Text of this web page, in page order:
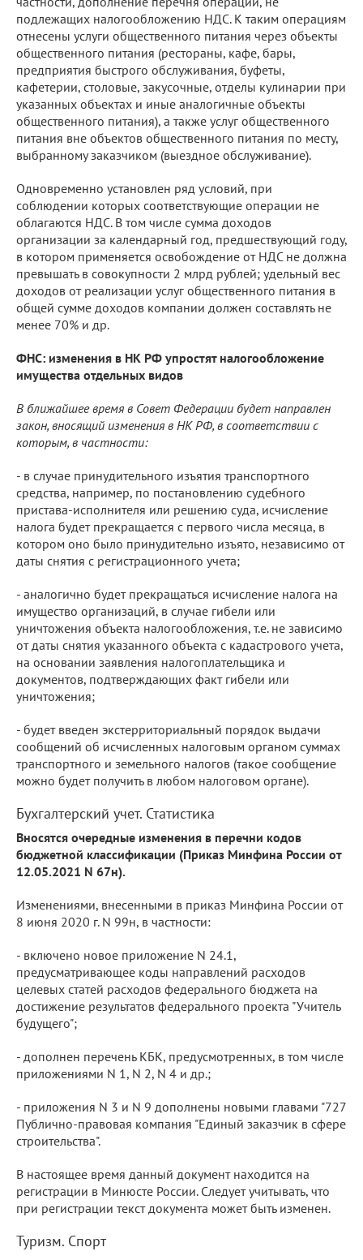
подлежащих налогообложению НДС. К таким операциям
отнесены услуги общественного питания через объекты
общественного питания (рестораны, кафе, бары,
предприятия быстрого обслуживания, буфеты,
кафетерии, столовые, закусочные, отделы кулинарии при
указанных объектах и иные аналогичные объекты
общественного питания), а также услуг общественного
питания вне объектов общественного питания по месту,
выбранному заказчиком (выездное обслуживание).
Одновременно установлен ряд условий, при
соблюдении которых соответствующие операции не
облагаются НДС. В том числе сумма доходов
организации за календарный год, предшествующий году,
в котором применяется освобождение от НДС не должна
превышать в совокупности 2 млрд рублей; удельный вес
доходов от реализации услуг общественного питания в
общей сумме доходов компании должен составлять не
менее 70% и др.
ФНС: изменения в НК РФ упростят налогообложение
имущества отдельных видов
В ближайшее время в Совет Федерации будет направлен
закон, вносящий изменения в НК РФ, в соответствии с
которым, в частности:
- в случае принудительного изъятия транспортного
средства, например, по постановлению судебного
пристава-исполнителя или решению суда, исчисление
налога будет прекращается с первого числа месяца, в
котором оно было принудительно изъято, независимо от
даты снятия с регистрационного учета;
- аналогично будет прекращаться исчисление налога на
имущество организаций, в случае гибели или
уничтожения объекта налогообложения, т.е. не зависимо
от даты снятия указанного объекта с кадастрового учета,
на основании заявления налогоплательщика и
документов, подтверждающих факт гибели или
уничтожения;
- будет введен экстерриториальный порядок выдачи
сообщений об исчисленных налоговым органом суммах
транспортного и земельного налогов (такое сообщение
можно будет получить в любом налоговом органе).
Бухгалтерский учет. Статистика
Вносятся очередные изменения в перечни кодов
бюджетной классификации (Приказ Минфина России от
12.05.2021 N 67н).
Изменениями, внесенными в приказ Минфина России от
8 июня 2020 г. N 99н, в частности:
- включено новое приложение N 24.1,
предусматривающее коды направлений расходов
целевых статей расходов федерального бюджета на
достижение результатов федерального проекта "Учитель
будущего";
- дополнен перечень КБК, предусмотренных, в том числе
приложениями N 1, N 2, N 4 и др.;
- приложения N 3 и N 9 дополнены новыми главами "727
Публично-правовая компания "Единый заказчик в сфере
строительства".
В настоящее время данный документ находится на
регистрации в Минюсте России. Следует учитывать, что
при регистрации текст документа может быть изменен.
Туризм. Спорт